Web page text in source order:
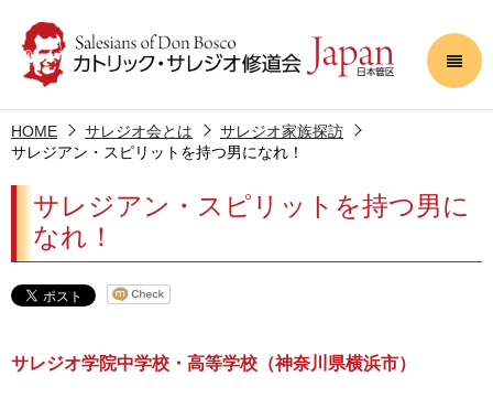
HOME サレジオ会とは
サレジオ家族探訪
サレジアン・スピリットを持つ男になれ！
サレジアン・スピリットを持つ男に
なれ！
サレジオ学院中学校・高等学校（神奈川県横浜市）